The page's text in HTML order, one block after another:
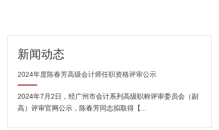
新闻动态
2024年度陈春芳高级会计师任职资格评审公示
2024年7月2日，经广州市会计系列高级职称评审委员会（副
高）评审官网公示，陈春芳同志拟取得【...